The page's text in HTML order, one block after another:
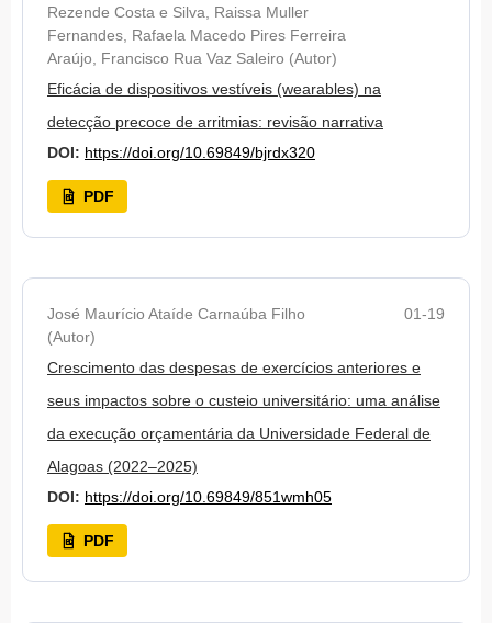
Rezende Costa e Silva, Raissa Muller
Fernandes, Rafaela Macedo Pires Ferreira
Araújo, Francisco Rua Vaz Saleiro (Autor)
Eficácia de dispositivos vestíveis (wearables) na
detecção precoce de arritmias: revisão narrativa
DOI: https://doi.org/10.69849/bjrdx320
PDF
José Maurício Ataíde Carnaúba Filho
(Autor)
01-19
Crescimento das despesas de exercícios anteriores e
seus impactos sobre o custeio universitário: uma análise
da execução orçamentária da Universidade Federal de
Alagoas (2022–2025)
DOI: https://doi.org/10.69849/851wmh05
PDF